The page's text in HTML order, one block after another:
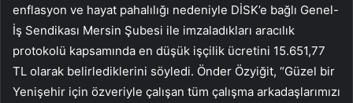
enflasyon ve hayat pahalılığı nedeniyle DİSK’e bağlı Genel-
İş Sendikası Mersin Şubesi ile imzaladıkları aracılık
protokolü kapsamında en düşük işçilik ücretini 15.651,77
TL olarak belirlediklerini söyledi. Önder Özyiğit, “Güzel bir
Yenişehir için özveriyle çalışan tüm çalışma arkadaşlarımızı